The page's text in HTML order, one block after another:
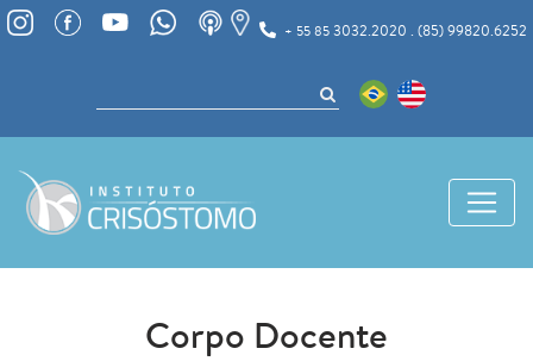
+ 55 853032.2020 . (85) 99820.6252
Corpo Docente